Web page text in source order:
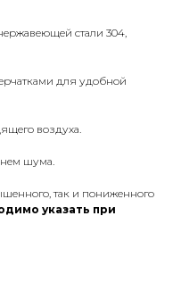
стали 304,
для удобной
воздуха.
шума.
так и пониженного
указать при